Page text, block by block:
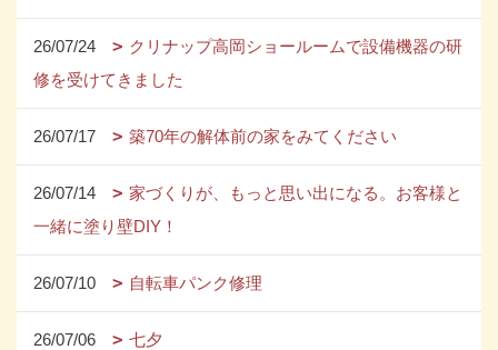
26/07/24
クリナップ高岡ショールームで設備機器の研
修を受けてきました
26/07/17 築70年の解体前の家をみてください
26/07/14
家づくりが、もっと思い出になる。お客様と
一緒に塗り壁DIY！
26/07/10 自転車パンク修理
26/07/06 七夕